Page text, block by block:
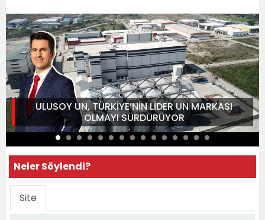
ULUSOY UN, TÜRKİYE’NİN LİDER UN MARKASI
OLMAYI SÜRDÜRÜYOR
Neler Söylendi?
Site